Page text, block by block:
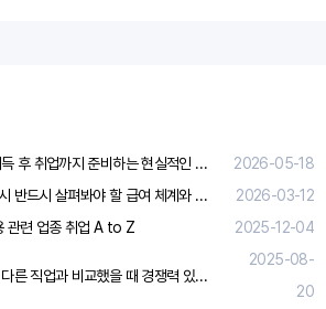
미용사 면허증 취득 후 취업까지 준비하는 현실적인 방법
2026-05-18
마사지구인구직 시 반드시 살펴봐야 할 급여 체계와 합리적 보상 가이드
2026-03-12
관련 업종 취업 A to Z
2025-12-04
마사지구인구직, 다른 직업과 비교했을 때 경쟁력 있을까?
2025-08-
20